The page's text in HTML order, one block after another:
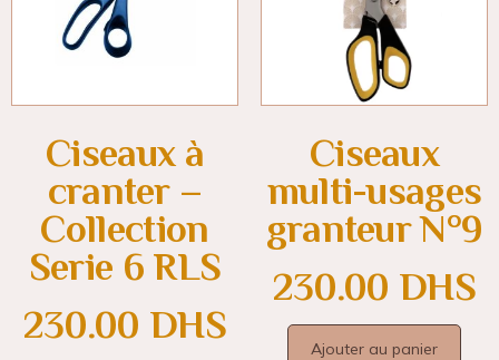
Ciseaux à
cranter –
Collection
Serie 6 RLS
230.00 DHS
Ciseaux
multi-usages
granteur N°9
230.00 DHS
Ajouter au panier